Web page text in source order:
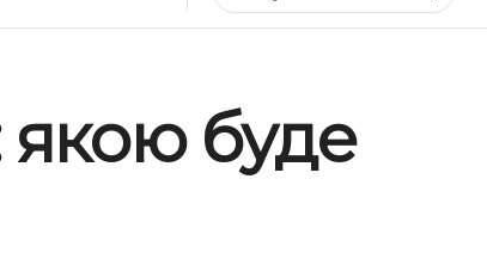
якою буде